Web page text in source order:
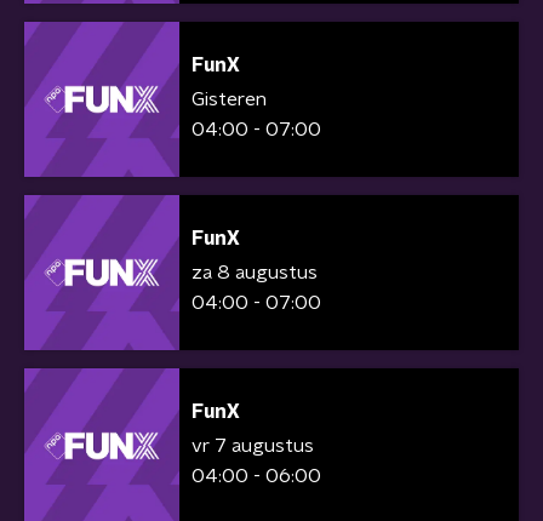
FunX
Gisteren
04:00 - 07:00
FunX
za 8 augustus
04:00 - 07:00
FunX
vr 7 augustus
04:00 - 06:00